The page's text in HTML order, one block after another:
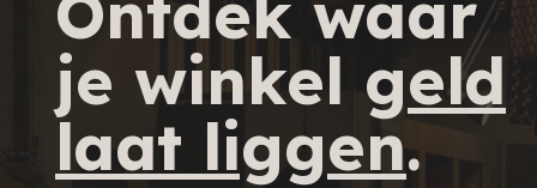
je winkel geld
laat liggen.